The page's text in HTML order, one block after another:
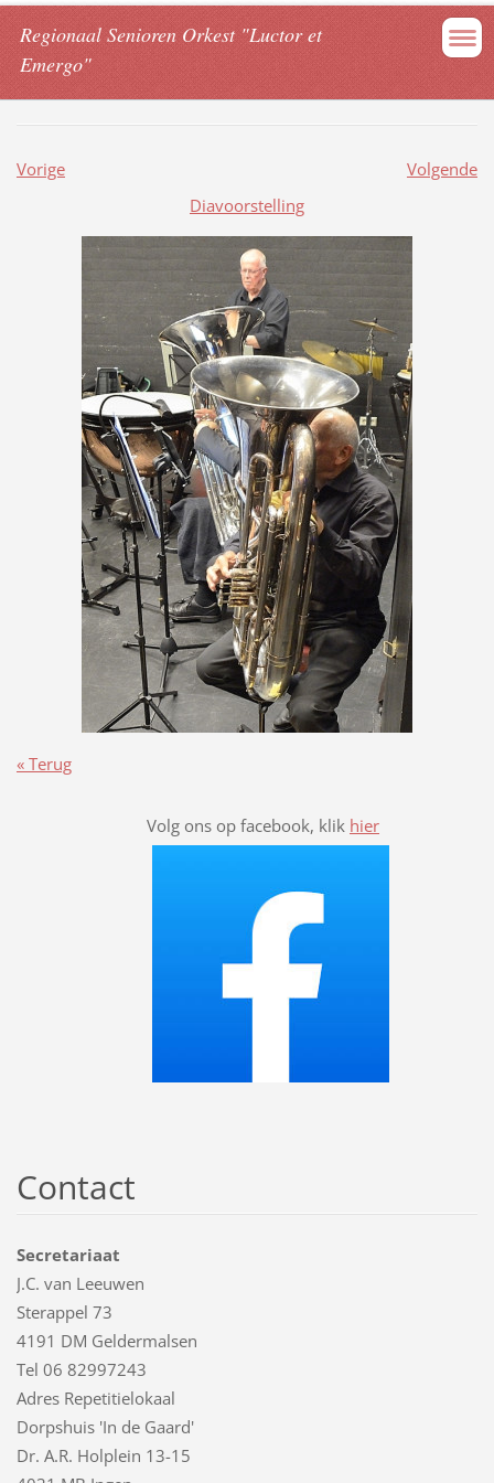
Regionaal Senioren Orkest "Luctor et
Emergo"
Vorige
Volgende
Diavoorstelling
« Terug
Volg ons op facebook, klik hier
Contact
Secretariaat
J.C. van Leeuwen
Sterappel 73
4191 DM Geldermalsen
Tel 06 82997243
Adres Repetitielokaal
Dorpshuis 'In de Gaard'
Dr. A.R. Holplein 13-15